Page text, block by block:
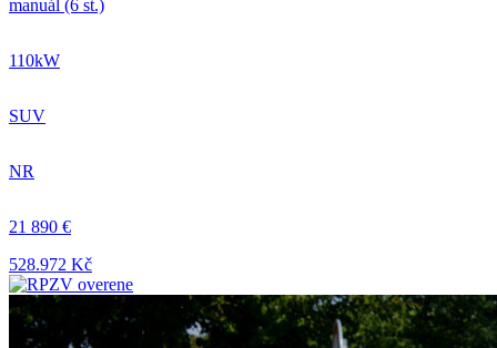
manuál (6 st.)
110kW
SUV
NR
21 890 €
528.972 Kč